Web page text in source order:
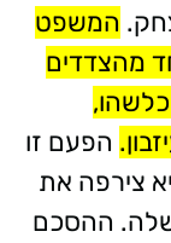
המשפט
מהצדדים
הפעם זו
צירפה את
שלה. ההסכם